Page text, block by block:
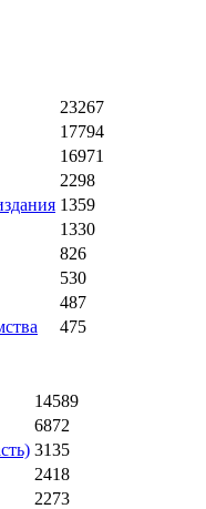
23267
17794
16971
2298
1359
1330
826
530
487
475
14589
6872
3135
2418
2273